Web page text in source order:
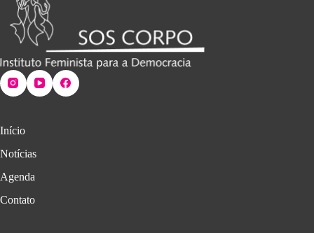
Início
Notícias
Agenda
Contato